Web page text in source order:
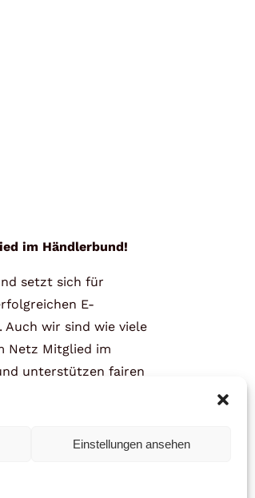
Einstellungen ansehen
im Händlerbund!
setzt sich für
E-
Auch wir sind wie viele
Netz Mitglied im
unterstützen fairen